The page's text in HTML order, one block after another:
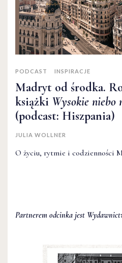
PODCAST INSPIRACJE
Madryt od środka.
książki Wysokie
(podcast: Hiszpania)
JULIA WOLLNER
O życiu, rytmie i codzienności
Partnerem odcinka jest